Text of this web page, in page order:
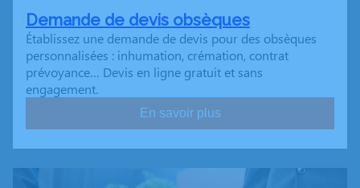
Demande de devis obsèques
Établissez une demande de devis pour des obsèques
personnalisées : inhumation, crémation, contrat
prévoyance… Devis en ligne gratuit et sans
engagement.
En savoir plus